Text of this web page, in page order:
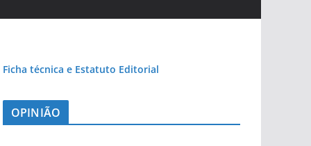
Ficha técnica e Estatuto Editorial
OPINIÃO